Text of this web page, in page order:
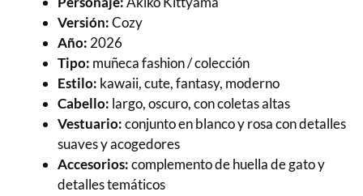
Versión:Cozy
Año: 2026
Tipo: muñeca fashion / colección
Estilo: kawaii, cute, fantasy, moderno
Cabello: largo, oscuro, con coletas altas
Vestuario:conjunto en blanco y rosa con detalles
suaves y acogedores
Accesorios:complemento de huella de gato y
detalles temáticos